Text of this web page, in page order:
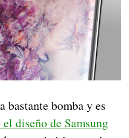
bomba y es
diseño de Samsung